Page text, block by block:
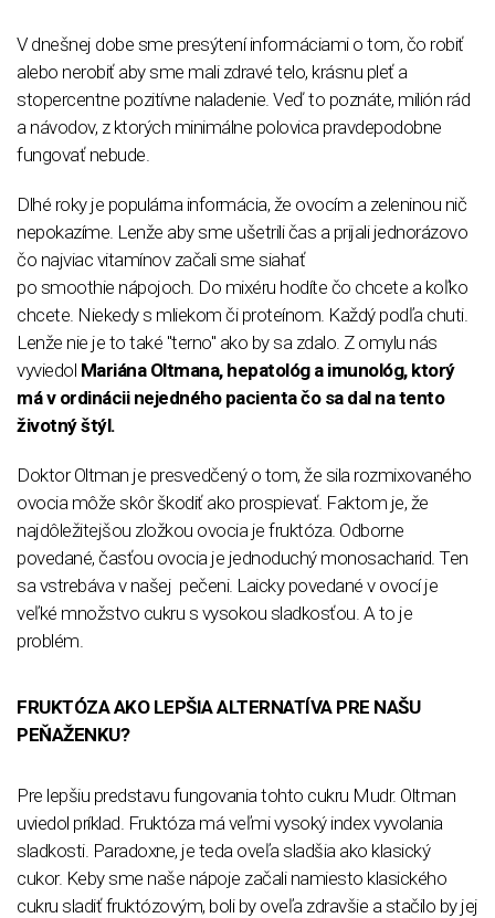
V dnešnej dobe sme presýtení informáciami o tom, čo robiť
alebo nerobiť aby sme mali zdravé telo, krásnu pleť a
stopercentne pozitívne naladenie. Veď to poznáte, milión rád
a návodov, z ktorých minimálne polovica pravdepodobne
fungovať nebude.
Dlhé roky je populárna informácia, že ovocím a zeleninou nič
nepokazíme. Lenže aby sme ušetrili čas a prijali jednorázovo
čo najviac vitamínov začali sme siahať
po smoothie nápojoch. Do mixéru hodíte čo chcete a koľko
chcete. Niekedy s mliekom či proteínom. Každý podľa chuti.
Lenže nie je to také "terno" ako by sa zdalo. Z omylu nás
vyviedol Mariána Oltmana, hepatológ a imunológ, ktorý
má v ordinácii nejedného pacienta čo sa dal na tento
životný štýl.
Doktor Oltman je presvedčený o tom, že sila rozmixovaného
ovocia môže skôr škodiť ako prospievať. Faktom je, že
najdôležitejšou zložkou ovocia je fruktóza. Odborne
povedané, časťou ovocia je jednoduchý monosacharid. Ten
sa vstrebáva v našej pečeni. Laicky povedané v ovocí je
veľké množstvo cukru s vysokou sladkosťou. A to je
problém.
FRUKTÓZA AKO LEPŠIA ALTERNATÍVA PRE NAŠU
PEŇAŽENKU?
Pre lepšiu predstavu fungovania tohto cukru Mudr. Oltman
uviedol príklad. Fruktóza má veľmi vysoký index vyvolania
sladkosti. Paradoxne, je teda oveľa sladšia ako klasický
cukor. Keby sme naše nápoje začali namiesto klasického
cukru sladiť fruktózovým, boli by oveľa zdravšie a stačilo by jej